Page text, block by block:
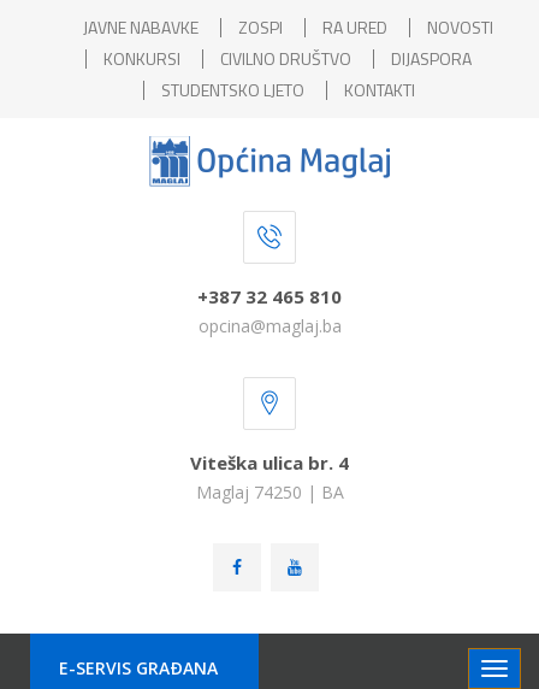
JAVNE NABAVKE ZOSPI RA URED
NOVOSTI
KONKURSI
CIVILNO DRUŠTVO
DIJASPORA
STUDENTSKO LJETO
KONTAKTI
+387 32 465 810
opcina@maglaj.ba
Viteška ulica br. 4
Maglaj 74250 | BA
E-SERVIS GRAÐANA